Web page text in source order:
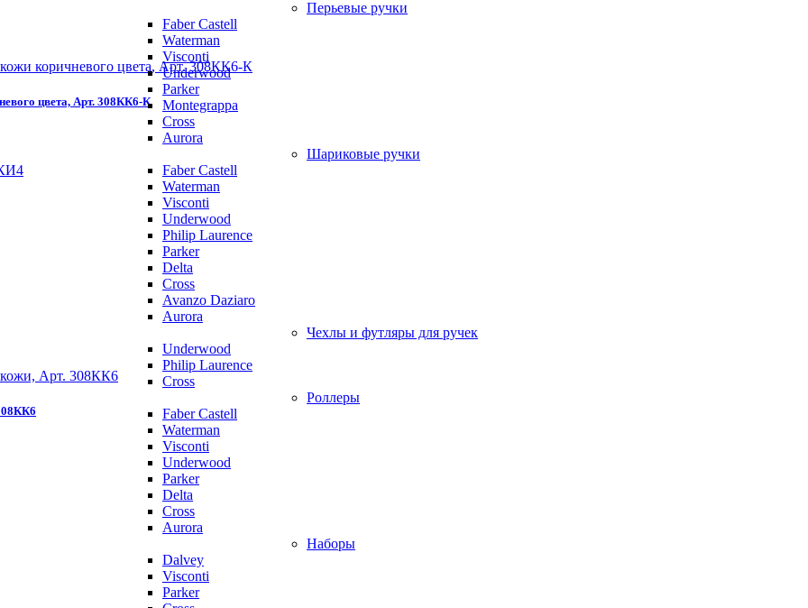
цвета, Арт. 308КК6-К
Перьевые ручки
Faber Castell
Waterman
Visconti
Underwood
Parker
Montegrappa
Cross
Aurora
Шариковые ручки
Faber Castell
Waterman
Visconti
Underwood
Philip Laurence
Parker
Delta
Cross
Avanzo Daziaro
Aurora
Чехлы и футляры для ручек
Underwood
Philip Laurence
Cross
Роллеры
Faber Castell
Waterman
Visconti
Underwood
Parker
Delta
Cross
Aurora
Наборы
Dalvey
Visconti
Parker